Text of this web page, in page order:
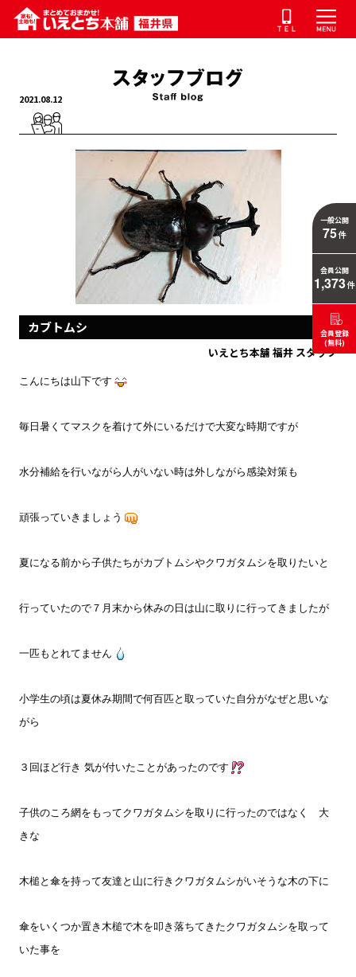
2021.08.12
カブトムシ
いえとち本舗 福井 スタッフ
こんにちは山下です
毎日暑くてマスクを着けて外にいるだけで大変な時期ですが
水分補給を行いながら人がいない時は外しながら感染対策も
頑張っていきましょう
夏になる前から子供たちがカブトムシやクワガタムシを取りたいと
行っていたので７月末から休みの日は山に取りに行ってきましたが
一匹もとれてません
小学生の頃は夏休み期間で何百匹と取っていた自分がなぜと思いな
がら
３回ほど行き 気が付いたことがあったのです
子供のころ網をもってクワガタムシを取りに行ったのではなく 大
きな
木槌と傘を持って友達と山に行きクワガタムシがいそうな木の下に
傘をいくつか置き木槌で木を叩き落ちてきたクワガタムシを取って
いた事を
一般公開
75件
会員公開
1,373件
会員登録
(無料)